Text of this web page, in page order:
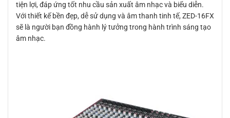
tiện lợi, đáp ứng tốt nhu cầu sản xuất âm nhạc và biểu diễn.
Với thiết kế bền đẹp, dễ sử dụng và âm thanh tinh tế, ZED-16FX
sẽ là người bạn đồng hành lý tưởng trong hành trình sáng tạo
âm nhạc.